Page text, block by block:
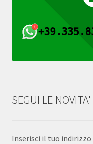
SEGUI LE NOVITA'
Inserisci il tuo